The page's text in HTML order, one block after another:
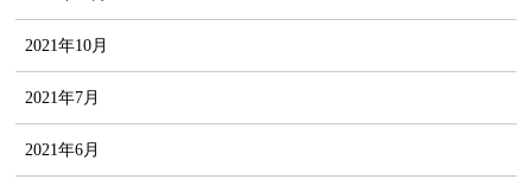
2021年10月
2021年7月
2021年6月